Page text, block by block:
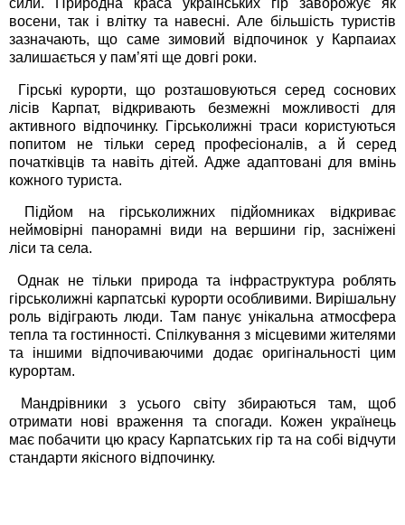
восени, так і влітку та навесні. Але більшість туристів
зазначають, що саме зимовий відпочинок у Карпаиах
залишається у пам’яті ще довгі роки.
Гірські курорти, що розташовуються серед соснових
лісів Карпат, відкривають безмежні можливості для
активного відпочинку. Гірськолижні траси користуються
попитом не тільки серед професіоналів, а й серед
початківців та навіть дітей. Адже адаптовані для вмінь
кожного туриста.
Підйом на гірськолижних підйомниках відкриває
неймовірні панорамні види на вершини гір, засніжені
ліси та села.
Однак не тільки природа та інфраструктура роблять
гірськолижні карпатські курорти особливими. Вирішальну
роль відіграють люди. Там панує унікальна атмосфера
тепла та гостинності. Спілкування з місцевими жителями
та іншими відпочиваючими додає оригінальності цим
курортам.
Мандрівники з усього світу збираються там, щоб
отримати нові враження та спогади. Кожен українець
має побачити цю красу Карпатських гір та на собі відчути
стандарти якісного відпочинку.